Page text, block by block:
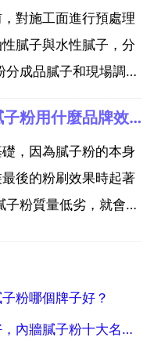
朋友們應該首選的裝
對施工面進行預處理
膩子與水性膩子，分
成品膩子和現場調配
清水攪拌就可使用。
使牆面平整，以便於
環保膩子粉品牌哪個好，膩子粉用什麼品牌效果更好？哪種更環保？
，因為膩子粉的本身
後的粉刷效果時起著
粉質量低劣，就會導
的身體健康都有益
粉哪個牌子好？
求教各位內牆膩子粉什麼品牌好，內牆膩子粉十大名牌排名榜